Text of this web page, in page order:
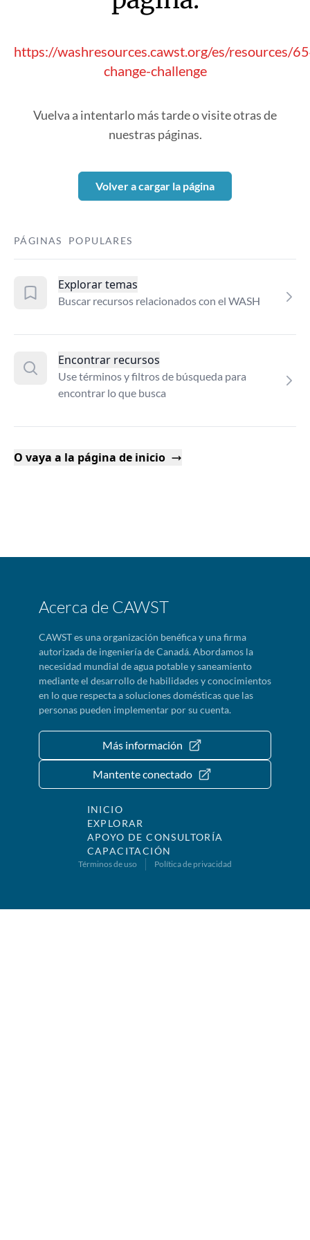
https://washresources.cawst.org/es/resources/
change-challenge
Vuelva a intentarlo más tarde o visite otras de
nuestras páginas.
Volver a cargar la página
PÁGINAS POPULARES
Explorar temas
Buscar recursos relacionados con el WASH
Encontrar recursos
Use términos y filtros de búsqueda para
encontrar lo que busca
O vaya a la página de inicio
Acerca de CAWST
CAWST es una organización benéfica y una firma
autorizada de ingeniería de Canadá. Abordamos la
necesidad mundial de agua potable y saneamiento
mediante el desarrollo de habilidades y conocimientos
en lo que respecta a soluciones domésticas que las
personas pueden implementar por su cuenta.
Más información
Mantente conectado
INICIO
EXPLORAR
APOYO DE CONSULTORÍA
CAPACITACIÓN
Términos de uso Política de privacidad